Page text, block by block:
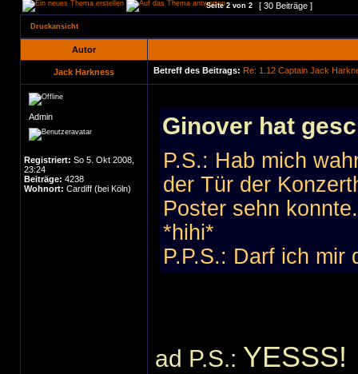
Seite2 von 2 [ 30 Beiträge ]
Druckansicht
Autor
Jack Harkness Betreff des Beitrags: Re: 1.12 Captain Jack
Admin
Registriert: So 5. Okt 2008,
23:24
Beiträge: 4238
Wohnort: Cardiff (bei Köln)
Ginover hat
P.S.: Hab mich
der Tür der
Poster sehn
*hihi*
P.P.S.: Darf ich mir
ad P.S.: YESSS!